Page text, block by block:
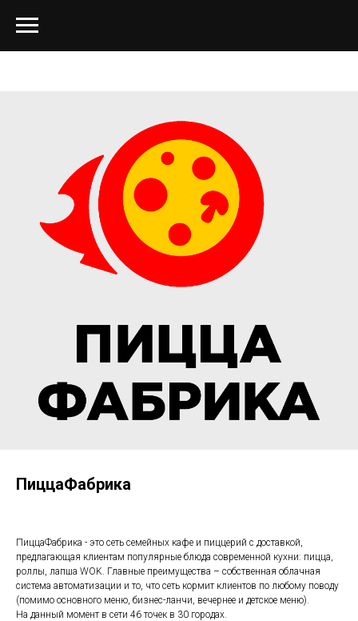
ПиццаФабрика
ПиццаФабрика - это сеть семейных кафе и пиццерий с доставкой,
предлагающая клиентам популярные блюда современной кухни: пицца,
роллы, лапша WOK. Главные преимущества – собственная облачная
система автоматизации и то, что сеть кормит клиентов по любому поводу
(помимо основного меню, бизнес-ланчи, вечернее и детское меню).
На данный момент в сети 46 точек в 30 городах.